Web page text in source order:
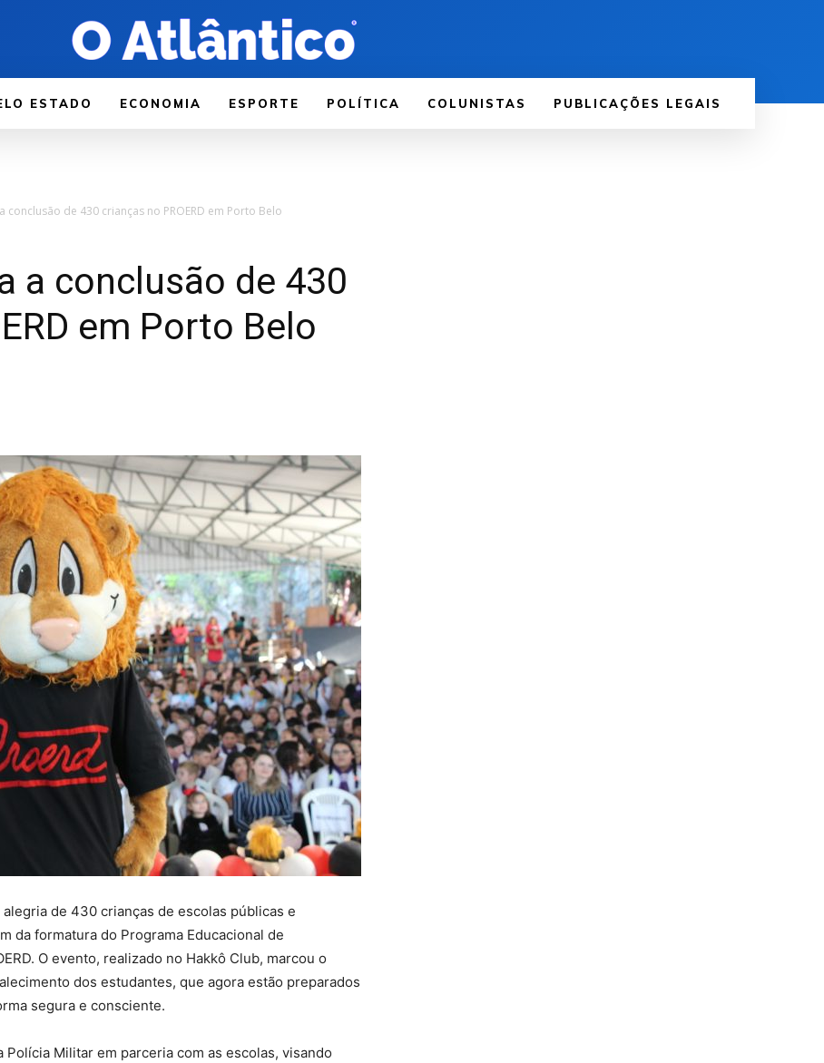
ESTADO ECONOMIA ESPORTE POLÍTICA COLUNISTAS PUBLICAÇÕES LEGAIS
conclusão de 430 crianças no PROERD em Porto Belo
a conclusão de 430
em Porto Belo
de 430 crianças de escolas públicas e
da formatura do Programa Educacional de
O evento, realizado no Hakkô Club, marcou o
dos estudantes, que agora estão preparados
segura e consciente.
Polícia Militar em parceria com as escolas, visando